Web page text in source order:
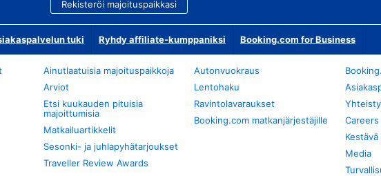
Rekisteröi majoituspaikkasi
tuki Ryhdy affiliate-kumppaniksi Booking.com for Business
Ainutlaatuisia majoituspaikkoja
Arviot
Etsi kuukauden pituisia
majoittumisia
Matkailuartikkelit
Sesonki- ja juhlapyhätarjoukset
Traveller Review Awards
Autonvuokraus
Lentohaku
Ravintolavaraukset
Booking.com matkanjärjestäjille
Careers
Media